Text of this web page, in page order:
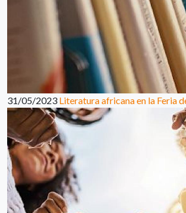
31/05/2023 Literatura africana en la Feria